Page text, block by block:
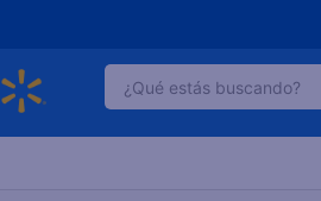
¿Qué estás buscando?
Whiskas para gatitos sabor atún - 85 g
TÉRMINOS MÁS